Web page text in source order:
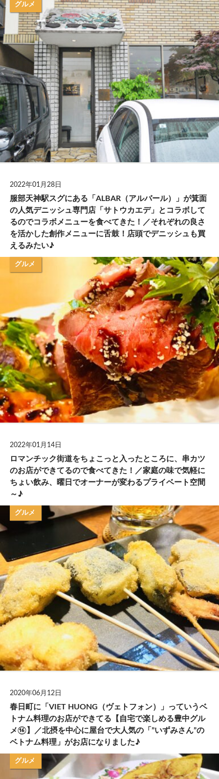
グルメ
2022年01月28日
服部天神駅スグにある「ALBAR（アルバール）」が箕面
の人気デニッシュ専門店「サトウカエデ」とコラボして
るのでコラボメニューを食べてきた！／それぞれの良さ
を活かした創作メニューに舌鼓！店頭でデニッシュも買
えるみたい♪
グルメ
2022年01月14日
ロマンチック街道をちょこっと入ったところに、串カツ
のお店ができてるので食べてきた！／家庭の味で気軽に
ちょい飲み、曜日でオーナーが変わるプライベート空間
～♪
グルメ
2020年06月12日
春日町に「VIET HUONG（ヴェトフォン）」っていうベ
トナム料理のお店ができてる【自宅で楽しめる豊中グル
メ⑯】／北摂を中心に屋台で大人気の「”いずみさん”の
ベトナム料理」がお店になりました♪
グルメ